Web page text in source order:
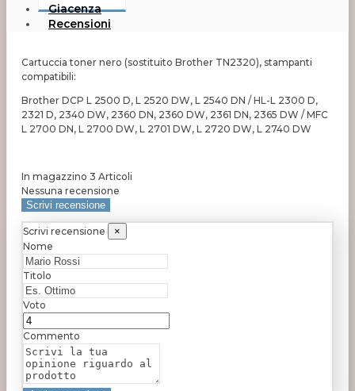
Giacenza
Recensioni
Cartuccia toner nero (sostituito Brother TN2320), stampanti
compatibili:
Brother DCP L 2500 D, L 2520 DW, L 2540 DN / HL-L 2300 D,
2321 D, 2340 DW, 2360 DN, 2360 DW, 2361 DN, 2365 DW / MFC
L 2700 DN, L 2700 DW, L 2701 DW, L 2720 DW, L 2740 DW
In magazzino 3 Articoli
Nessuna recensione
Scrivi recensione
Scrivi recensione
×
Nome
Titolo
Voto
Commento